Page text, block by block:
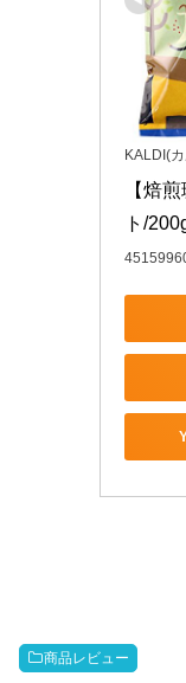
KALDI(
【焙
ト/
商品レビュー